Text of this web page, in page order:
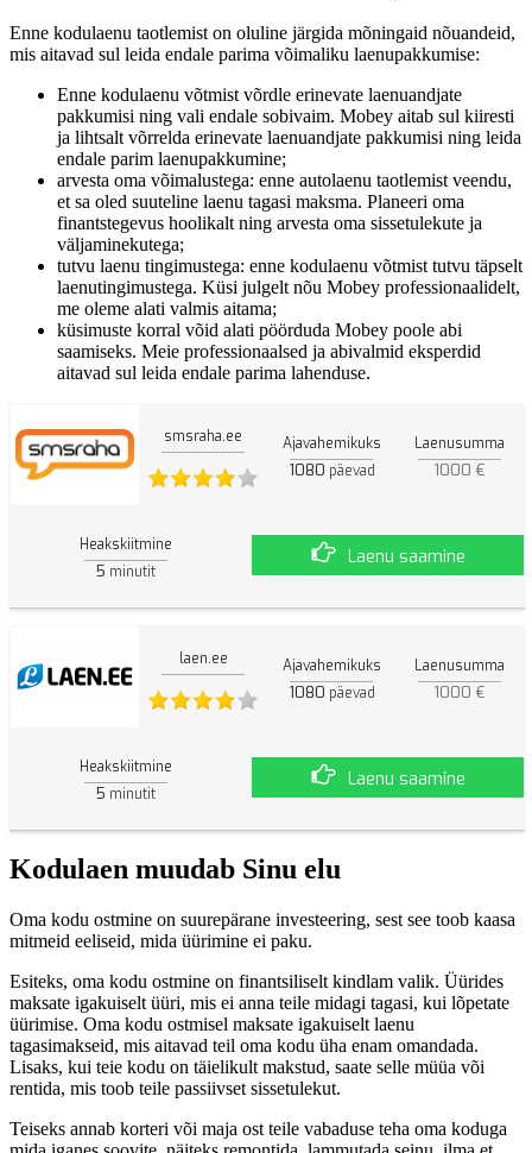
Enne kodulaenu taotlemist on oluline järgida mõningaid nõuandeid,
mis aitavad sul leida endale parima võimaliku laenupakkumise:
Enne kodulaenu võtmist võrdle erinevate laenuandjate
pakkumisi ning vali endale sobivaim. Mobey aitab sul kiiresti
ja lihtsalt võrrelda erinevate laenuandjate pakkumisi ning leida
endale parim laenupakkumine;
arvesta oma võimalustega: enne autolaenu taotlemist veendu,
et sa oled suuteline laenu tagasi maksma. Planeeri oma
finantstegevus hoolikalt ning arvesta oma sissetulekute ja
väljaminekutega;
tutvu laenu tingimustega: enne kodulaenu võtmist tutvu täpselt
laenutingimustega. Küsi julgelt nõu Mobey professionaalidelt,
me oleme alati valmis aitama;
küsimuste korral võid alati pöörduda Mobey poole abi
saamiseks. Meie professionaalsed ja abivalmid eksperdid
aitavad sul leida endale parima lahenduse.
smsraha.ee Ajavahemikuks
1080 päevad
Laenusumma
1000 €
Heakskiitmine
5 minutit
Laenu saamine
laen.ee Ajavahemikuks
1080 päevad
Laenusumma
1000 €
Heakskiitmine
5 minutit
Laenu saamine
Kodulaen muudab Sinu elu
Oma kodu ostmine on suurepärane investeering, sest see toob kaasa
mitmeid eeliseid, mida üürimine ei paku.
Esiteks, oma kodu ostmine on finantsiliselt kindlam valik. Üürides
maksate igakuiselt üüri, mis ei anna teile midagi tagasi, kui lõpetate
üürimise. Oma kodu ostmisel maksate igakuiselt laenu
tagasimakseid, mis aitavad teil oma kodu üha enam omandada.
Lisaks, kui teie kodu on täielikult makstud, saate selle müüa või
rentida, mis toob teile passiivset sissetulekut.
Teiseks annab korteri või maja ost teile vabaduse teha oma koduga